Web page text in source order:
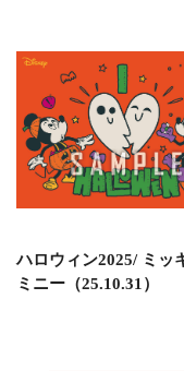
ハロウィン2025/ ミッ
ミニー（25.10.31）